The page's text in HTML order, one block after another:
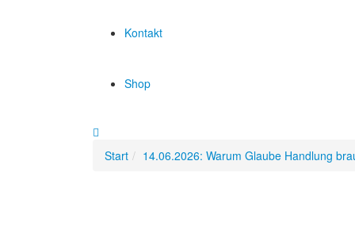
Kontakt
Shop
Start 14.06.2026: Warum Glaube Handlung